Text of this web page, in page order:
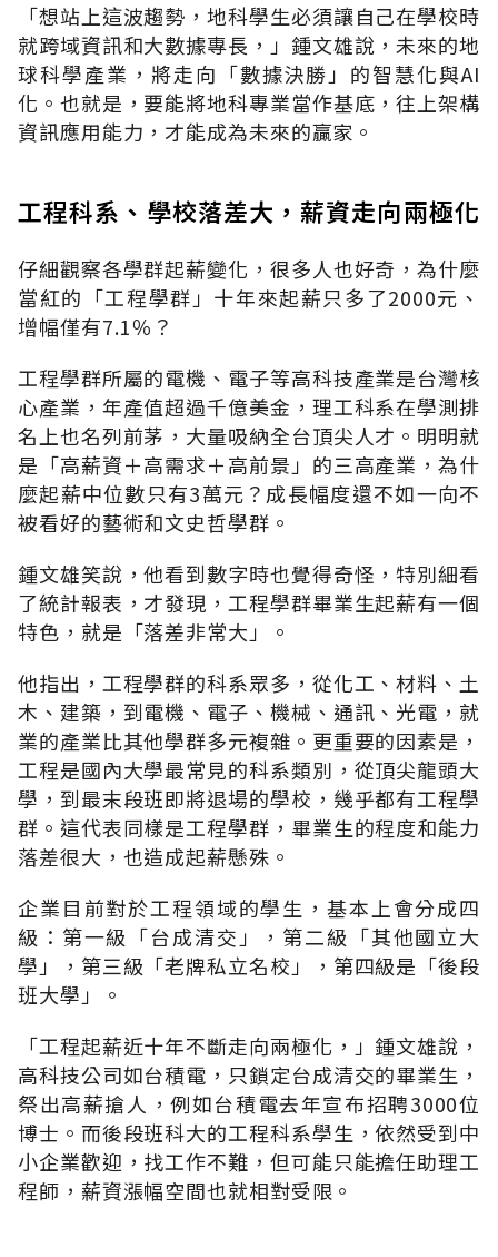
「想站上這波趨勢，地科學生必須讓自己在學校時
就跨域資訊和大數據專長，」鍾文雄說，未來的地
球科學產業，將走向「數據決勝」的智慧化與AI
化。也就是，要能將地科專業當作基底，往上架構
資訊應用能力，才能成為未來的贏家。
工程科系、學校落差大，薪資走向兩極化
仔細觀察各學群起薪變化，很多人也好奇，為什麼
當紅的「工程學群」十年來起薪只多了2000元、
增幅僅有7.1％？
工程學群所屬的電機、電子等高科技產業是台灣核
心產業，年產值超過千億美金，理工科系在學測排
名上也名列前茅，大量吸納全台頂尖人才。明明就
是「高薪資＋高需求＋高前景」的三高產業，為什
麼起薪中位數只有3萬元？成長幅度還不如一向不
被看好的藝術和文史哲學群。
鍾文雄笑說，他看到數字時也覺得奇怪，特別細看
了統計報表，才發現，工程學群畢業生起薪有一個
特色，就是「落差非常大」。
他指出，工程學群的科系眾多，從化工、材料、土
木、建築，到電機、電子、機械、通訊、光電，就
業的產業比其他學群多元複雜。更重要的因素是，
工程是國內大學最常見的科系類別，從頂尖龍頭大
學，到最末段班即將退場的學校，幾乎都有工程學
群。這代表同樣是工程學群，畢業生的程度和能力
落差很大，也造成起薪懸殊。
企業目前對於工程領域的學生，基本上會分成四
級：第一級「台成清交」，第二級「其他國立大
學」，第三級「老牌私立名校」，第四級是「後段
班大學」。
「工程起薪近十年不斷走向兩極化，」鍾文雄說，
高科技公司如台積電，只鎖定台成清交的畢業生，
祭出高薪搶人，例如台積電去年宣布招聘3000位
博士。而後段班科大的工程科系學生，依然受到中
小企業歡迎，找工作不難，但可能只能擔任助理工
程師，薪資漲幅空間也就相對受限。